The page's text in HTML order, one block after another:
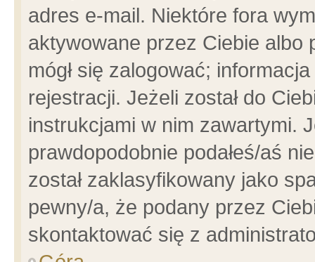
adres e-mail. Niektóre fora
aktywowane przez Ciebie albo
mógł się zalogować;
rejestracji. Jeżeli został do
instrukcjami w nim zawartymi.
prawdopodobnie podałeś/aś
został zaklasyfikowany jako
pewny/a, że podany przez
skontaktować się z